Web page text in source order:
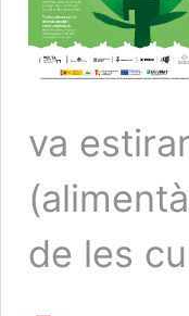
va
de les